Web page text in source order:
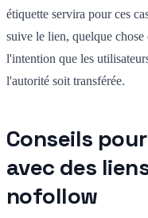
étiquette servira pour ces
suive le lien, quelque
l'intention que les
l'autorité soit transférée.
Conseils
avec des
nofollow